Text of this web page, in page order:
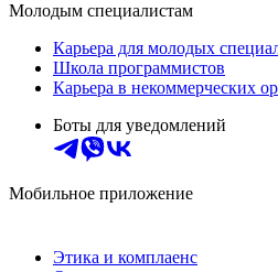
Молодым специалистам
Карьера для молодых
Школа программистов
Карьера в некоммерческих
Боты для уведомлений
Мобильное приложение
Этика и комплаенс